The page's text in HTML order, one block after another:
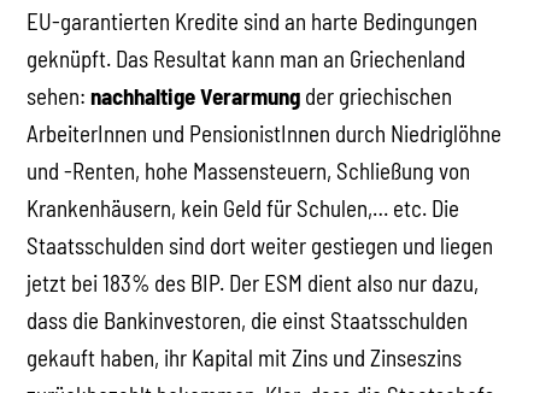
EU-garantierten Kredite sind an harte Bedingungen
geknüpft. Das Resultat kann man an Griechenland
sehen:nachhaltige Verarmung der griechischen
ArbeiterInnen und PensionistInnen durch Niedriglöhne
und -Renten, hohe Massensteuern, Schließung von
Krankenhäusern, kein Geld für Schulen,… etc. Die
Staatsschulden sind dort weiter gestiegen und liegen
jetzt bei 183% des BIP. Der ESM dient also nur dazu,
dass die Bankinvestoren, die einst Staatsschulden
gekauft haben, ihr Kapital mit Zins und Zinseszins